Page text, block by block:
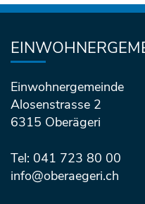
Fusszeile
Einwohnergemeinde
Alosenstrasse 2
6315 Oberägeri
Tel: 041 723 80 00
info@oberaegeri.ch